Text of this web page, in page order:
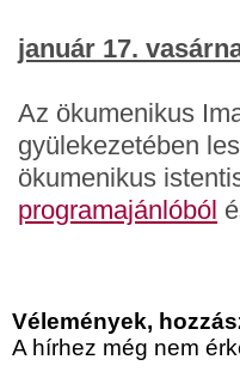
január 17.
Az ökumenikus
gyülekezetében
ökumenikus
programajánlóból
Vélemények,
A hírhez még nem